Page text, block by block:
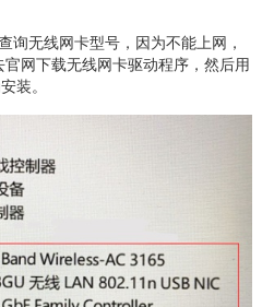
无线网卡型号，因为不能上网，
网下载无线网卡驱动程序，然后用
装。